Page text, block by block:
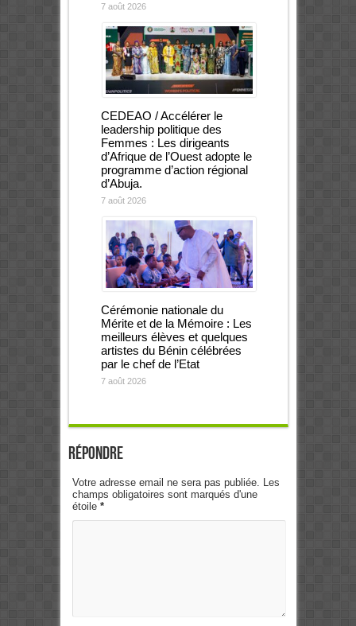
7 août 2026
CEDEAO / Accélérer le
leadership politique des
Femmes : Les dirigeants
d’Afrique de l’Ouest adopte le
programme d’action régional
d’Abuja.
7 août 2026
Cérémonie nationale du
Mérite et de la Mémoire : Les
meilleurs élèves et quelques
artistes du Bénin célébrées
par le chef de l’Etat
7 août 2026
Répondre
Votre adresse email ne sera pas publiée. Les
champs obligatoires sont marqués d'une
étoile *